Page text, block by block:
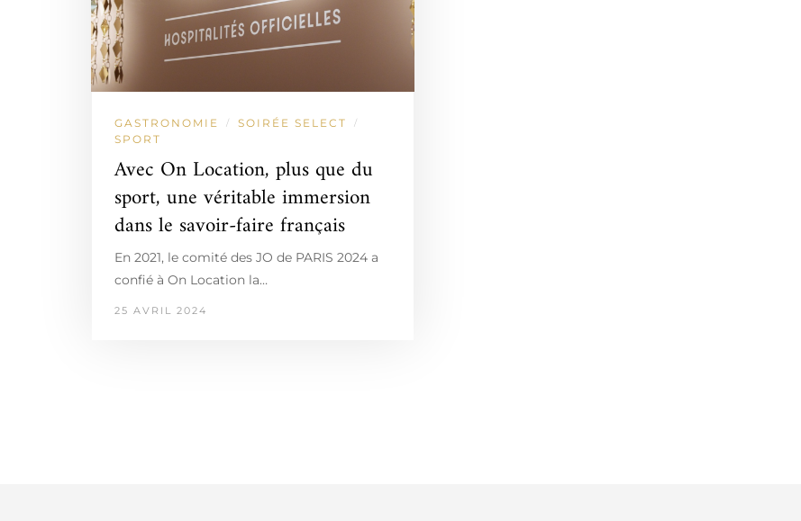
GASTRONOMIE / SOIRÉE SELECT /
SPORT
Avec On Location, plus que du
sport, une véritable immersion
dans le savoir-faire français
En 2021, le comité des JO de PARIS 2024 a
confié à On Location la…
25 AVRIL 2024